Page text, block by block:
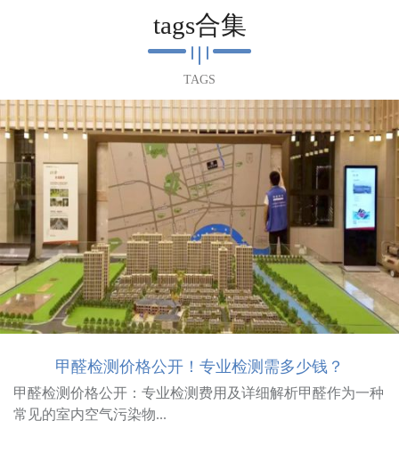
tags合集
TAGS
甲醛检测价格公开！专业检测需多少钱？
甲醛检测价格公开：专业检测费用及详细解析甲醛作为一种
常见的室内空气污染物...